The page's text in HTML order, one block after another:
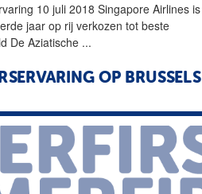
10 juli 2018 Singapore Airlines is
jaar op rij verkozen tot beste
De Aziatische ...
OP BRUSSELS